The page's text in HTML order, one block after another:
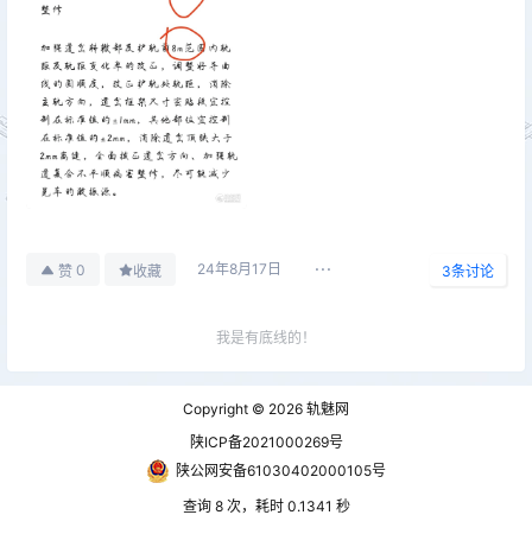
赞 0 收藏 24年8月17日 3条讨论
我是有底线的！
大佬们，求点资料。请问下接头夹板及单个
螺栓在线路中的受力分析是什么样，两端锁
定温差对它的影响有多大？
519888135@qq.com
Copyright © 2026 轨魅网
陕ICP备2021000269号
陕公网安备61030402000105号
查询 8 次，耗时 0.1341 秒